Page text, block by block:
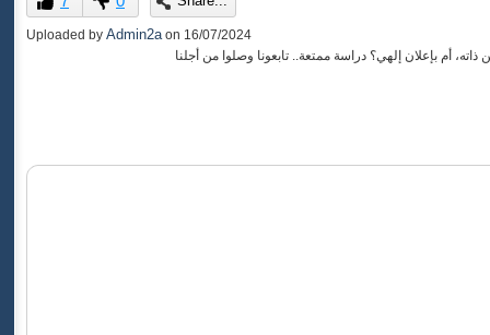
of
0
Uploaded by Admin2a on 16/07/2024
أم بإعلان إلهي؟ دراسة ممتعة.. تابعونا وصلوا من أجلنا